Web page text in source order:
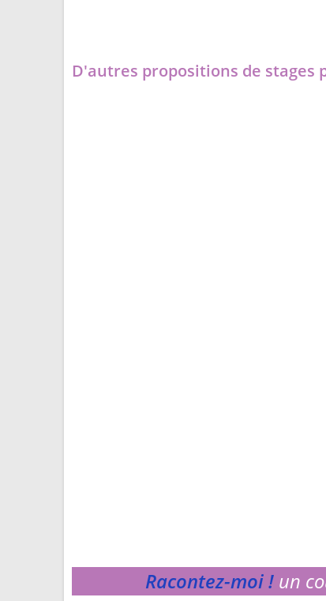
D'autres propositions de
Racontez-moi ! un